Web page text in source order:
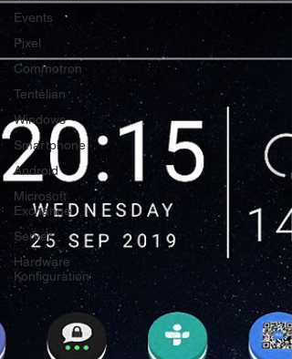
Events
Pixel
Commotron
Tentelian
Windows
Smartphone
Android
Microsoft
Exchange
Server
Hardware
Konfiguration